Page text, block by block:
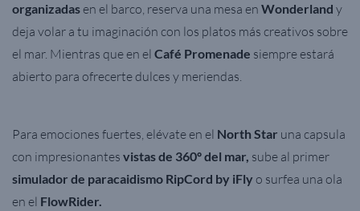
organizadasen el barco, reserva una mesa en Wonderland y
deja volar a tu imaginación con los platos más creativos sobre
el mar. Mientras que en el Café Promenade siempre estará
abierto para ofrecertedulces y meriendas.
Para emociones fuertes, elévate en el North Star una capsula
con impresionantes vistas de 360º del mar, sube al primer
simulador de paracaidismo RipCord by iFly o surfea una ola
en el FlowRider.